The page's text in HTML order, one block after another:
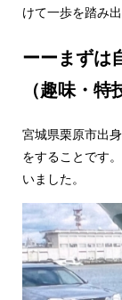
けて一歩を踏み
ーーまずは
（趣味・特
宮城県栗原市出
をすることです
いました。